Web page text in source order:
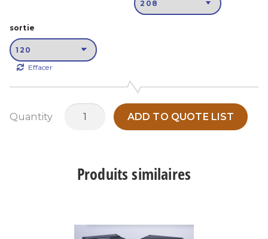
sortie
Effacer
Quantity
quantité
ADD TO QUOTE LIST
Produits similaires